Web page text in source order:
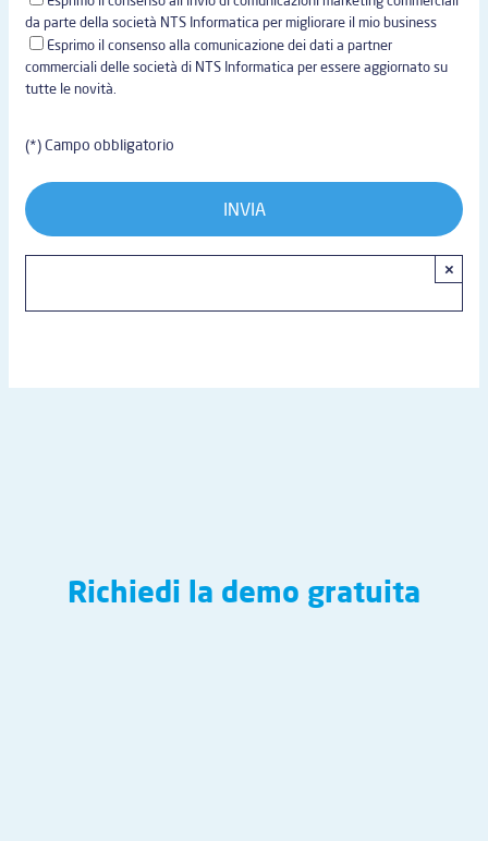
da parte della società NTS Informatica per migliorare il mio business
Esprimo il consenso alla comunicazione dei dati a partner
commerciali delle società di NTS Informatica per essere aggiornato su
tutte le novità.
(*) Campo obbligatorio
×
Richiedi la demo gratuita